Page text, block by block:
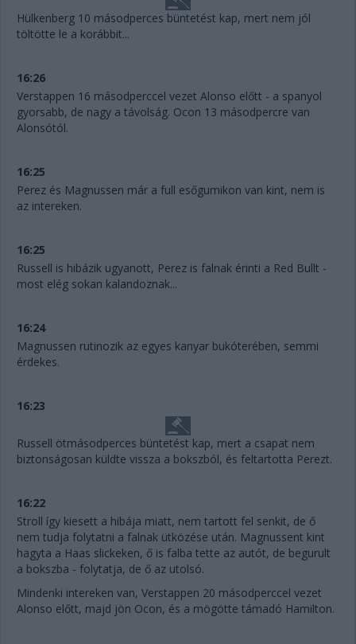
Hülkenberg 10 másodperces büntetést kap, mert nem jól
töltötte le a korábbit...
16:26
Verstappen 16 másodperccel vezet Alonso előtt - a spanyol
gyorsabb, de nagy a távolság. Ocon 13 másodpercre van
Alonsótól.
16:25
Perez és Magnussen már a full esőgumikon van kint, nem is
az intereken.
16:25
Russell is hibázik ugyanott, Perez is falnak érinti a Red Bullt -
most elég sokan kalandoznak...
16:24
Magnussen rutinozik az egyes kanyar bukóterében, semmi
érdekes.
16:23
Russell ötmásodperces büntetést kap, mert a csapat nem
biztonságosan küldte vissza a bokszból, és feltartotta Perezt.
16:22
Stroll így kiesett a hibája miatt, nem tartott fel senkit, de ő
nem tudja folytatni a falnak ütközése után. Magnussent kint
hagyta a Haas slickeken, ő is falba tette az autót, de begurult
a bokszba - folytatja, de ő az utolsó.
Mindenki intereken van, Verstappen 20 másodperccel vezet
Alonso előtt, majd jön Ocon, és a mögötte támadó Hamilton.